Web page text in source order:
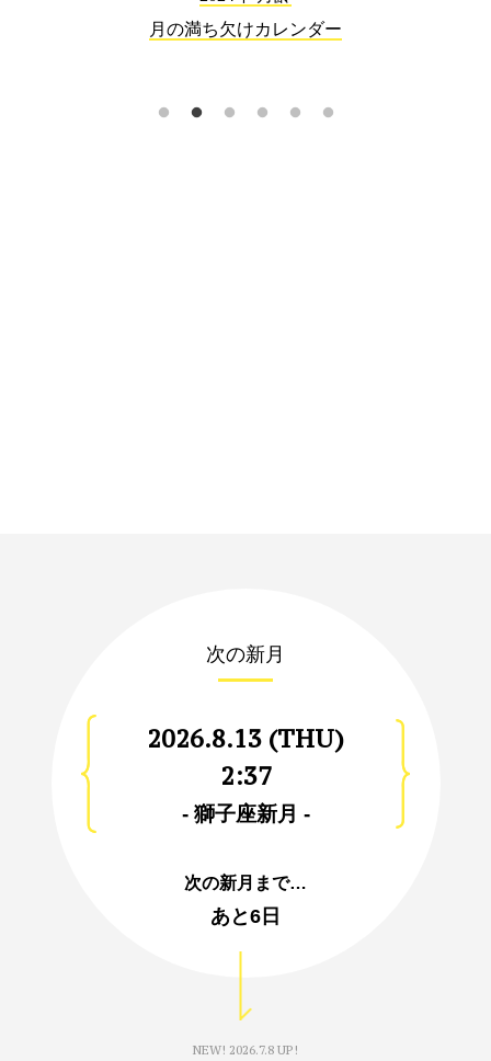
月の満ち欠けカレンダー
次の新月
2026.8.13 (THU)
2:37
- 獅子座新月 -
次の新月まで…
あと6日
NEW! 2026.7.8 UP!